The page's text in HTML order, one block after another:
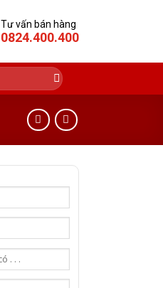
Tư vấn bán hàng
0824.400.400